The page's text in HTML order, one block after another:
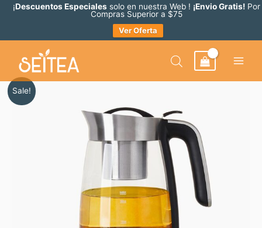
¡Descuentos Especialessolo en nuestra Web ! ¡Envio Gratis!Por
Compras Superior a $75
Ver Oferta
Sale!
was:
$ 258.06.
is:
$ 232.25.
VelociTEA
cantidad